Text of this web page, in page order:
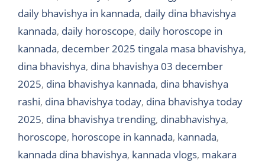
daily bhavishya in kannada, daily dina bhavishya
kannada, daily horoscope, daily horoscope in
kannada, december 2025 tingala masa bhavishya,
dina bhavishya, dina bhavishya 03 december
2025, dina bhavishya kannada, dina bhavishya
rashi, dina bhavishya today, dina bhavishya today
2025, dina bhavishya trending, dinabhavishya,
horoscope, horoscope in kannada, kannada,
kannada dina bhavishya, kannada vlogs, makara